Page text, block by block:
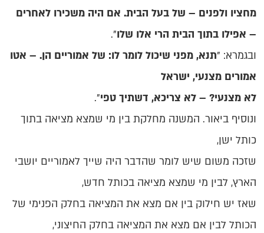
מחציו ולפנים – של בעל הבית. אם היה משכירו לאחרים
– אפילו בתוך הבית הרי אלו שלו".
ובגמרא: " תנא, מפני שיכול לומר לו: של אמוריים הן. – אטו
אמורים מצנעי, ישראל
לא מצנעי? – לא צריכא, דשתיך טפי".
ונוסיף ביאור. המשנה מחלקת בין מי שמצא מציאה בתוך
כותל ישן,
שזכה משום שיש לומר שהדבר היה שייך לאמוריים יושבי
הארץ, לבין מי שמצא מציאה בכותל חדש,
שאז יש חילוק בין אם מצא את המציאה בחלק הפנימי של
הכותל לבין אם מצא את המציאה בחלק החיצוני,